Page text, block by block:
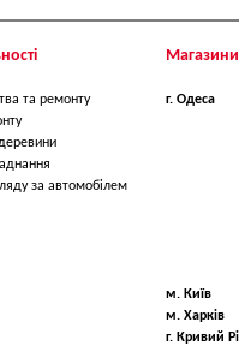
та ремонту
за автомобілем
г. Одеса
м. Київ
м. Харків
г. Кривий